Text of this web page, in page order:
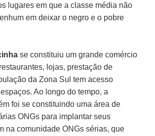
lugares em que a classe média não
em deixar o negro e o pobre
se constituiu um grande comércio
lojas, prestação de
da Zona Sul tem acesso
Ao longo do tempo, a
foi se constituindo uma área de
ONGs para implantar seus
na comunidade ONGs sérias, que